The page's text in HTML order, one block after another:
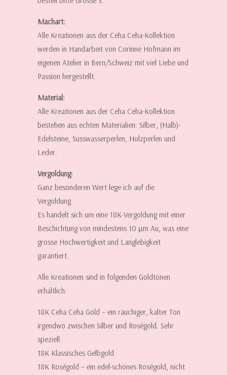
Machart:
Alle Kreationen aus der Ceha Ceha-Kollektion
werden in Handarbeit von Corinne Hofmann im
eigenen Atelier in Bern/Schweiz mit viel Liebe und
Passion hergestellt.
Material:
Alle Kreationen aus der Ceha Ceha-Kollektion
bestehen aus echten Materialien: Silber, (Halb)-
Edelsteine, Süsswasserperlen, Holzperlen und
Leder.
Vergoldung:
Ganz besonderen Wert lege ich auf die
Vergoldung.
Es handelt sich um eine 18K-Vergoldung mit einer
Beschichtung von mindestens 10 μm Au, was eine
grosse Hochwertigkeit und Langlebigkeit
garantiert.
Alle Kreationen sind in folgenden Goldtönen
erhältlich:
18K Ceha Ceha Gold – ein rauchiger, kalter Ton
irgendwo zwischen Silber und Roségold. Sehr
speziell.
18K Klassisches Gelbgold
18K Roségold – ein edel-schönes Roségold, nicht